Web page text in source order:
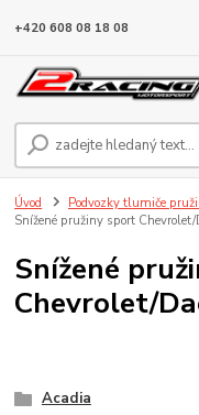
+420 608 08 18 08
Úvod Podvozky tlumiče
Snížené pružiny sport Chevrolet/
Snížené
Chevrolet/
Acadia